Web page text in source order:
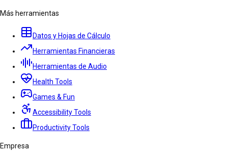
Más herramientas
Datos y Hojas de Cálculo
Herramientas Financieras
Herramientas de Audio
Health Tools
Games & Fun
Accessibility Tools
Productivity Tools
Empresa